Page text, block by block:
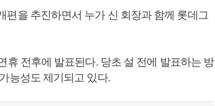
편을 추진하면서 누가 신 회장과 함께 롯데그
휴 전후에 발표된다. 당초 설 전에 발표하는 방
능성도 제기되고 있다.